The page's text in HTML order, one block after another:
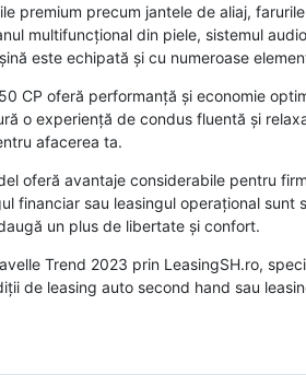
premium precum jantele de aliaj,
multifuncțional din piele, sistemul
este echipată și cu numeroase
CP oferă performanță și economie
o experiență de condus fluentă și
afacerea ta.
oferă avantaje considerabile pentru
financiar sau leasingul operațional
un plus de libertate și confort.
Trend 2023 prin LeasingSH.ro,
de leasing auto second hand sau